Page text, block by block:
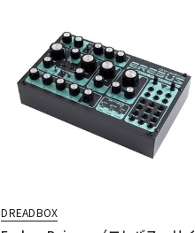
DREADBOX